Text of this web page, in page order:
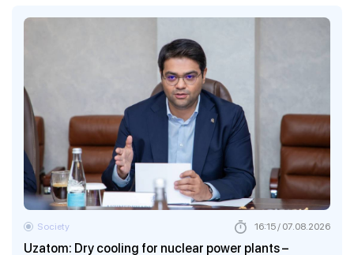
Uzatom: Dry cooling for nuclear power plants –
Society 16:15 / 07.08.2026